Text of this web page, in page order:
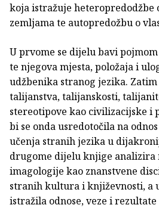
koja istražuje heteropredodžbe
zemljama te autopredožbu o
U prvome se dijelu bavi
te njegova mjesta, položaja i
udžbenika stranog jezika.
talijanstva, talijanskosti,
stereotipove kao civilizacijske i
bi se onda usredotočila na
učenja stranih jezika u
drugome dijelu knjige analizira
imagologije kao znanstvene
stranih kultura i književnosti, a
istražila odnose, veze i